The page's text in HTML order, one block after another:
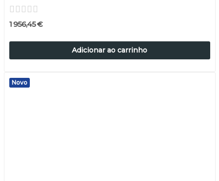
1 956,45 €
Adicionar ao carrinho
Novo